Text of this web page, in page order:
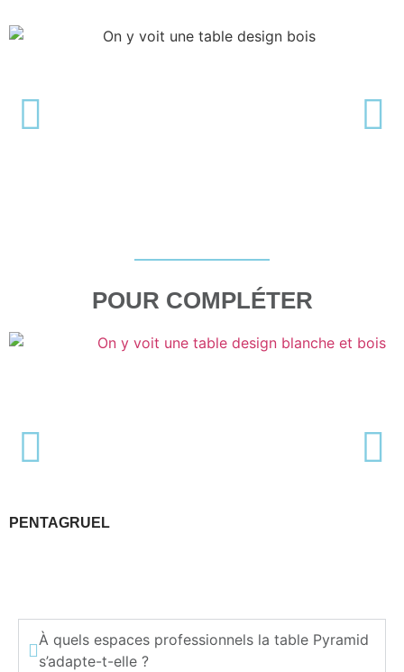
POUR COMPLÉTER
PENTAGRUEL
À quels espaces professionnels la table Pyramid
s’adapte-t-elle ?